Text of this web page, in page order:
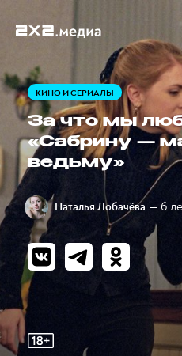
КИНО И СЕРИАЛЫ
За что мы
«Сабрину —
ведьму»
Наталья Лобачёва — 6